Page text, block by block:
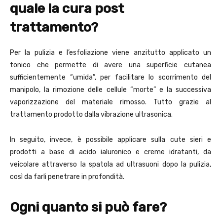
quale la cura post
trattamento?
Per la pulizia e l’esfoliazione viene anzitutto applicato un
tonico che permette di avere una superficie cutanea
sufficientemente “umida”, per facilitare lo scorrimento del
manipolo, la rimozione delle cellule “morte” e la successiva
vaporizzazione del materiale rimosso. Tutto grazie al
trattamento prodotto dalla vibrazione ultrasonica.
In seguito, invece, è possibile applicare sulla cute sieri e
prodotti a base di acido ialuronico e creme idratanti, da
veicolare attraverso la spatola ad ultrasuoni dopo la pulizia,
così da farli penetrare in profondità.
Ogni quanto si può fare?